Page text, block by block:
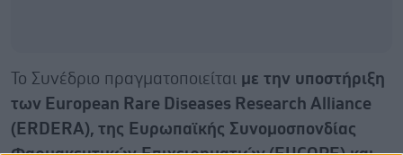
Το Συνέδριο πραγματοποιείται με την υποστήριξη
των European Rare Diseases Research Alliance
(ERDERA), της Ευρωπαϊκής Συνομοσπονδίας